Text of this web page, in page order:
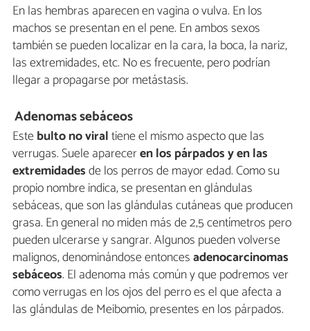
En las hembras aparecen en vagina o vulva. En los
machos se presentan en el pene. En ambos sexos
también se pueden localizar en la cara, la boca, la nariz,
las extremidades, etc. No es frecuente, pero podrían
llegar a propagarse por metástasis.
Adenomas sebáceos
Estebulto no viraltiene el mismo aspecto que las
verrugas. Suele apareceren los párpados y en las
extremidadesde los perros de mayor edad. Como su
propio nombre indica, se presentan en glándulas
sebáceas, que son las glándulas cutáneas que producen
grasa. En general no miden más de 2,5 centímetros pero
pueden ulcerarse y sangrar. Algunos pueden volverse
malignos, denominándose entoncesadenocarcinomas
sebáceos. El adenoma más común y que podremos ver
como verrugas en los ojos del perro es el que afecta a
las glándulas de Meibomio, presentes en los párpados.